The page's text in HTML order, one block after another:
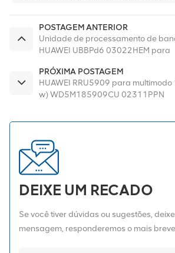
POSTAGEM ANTERIOR
Unidade de processamento de
HUAWEI UBBPd6 03022HEM para
PRÓXIMA POSTAGEM
HUAWEI RRU5909 para
w) WD5M185909CU 02311PPN
DEIXE UM RECADO
Se você tiver dúvidas ou sugestões,
mensagem, responderemos o mais